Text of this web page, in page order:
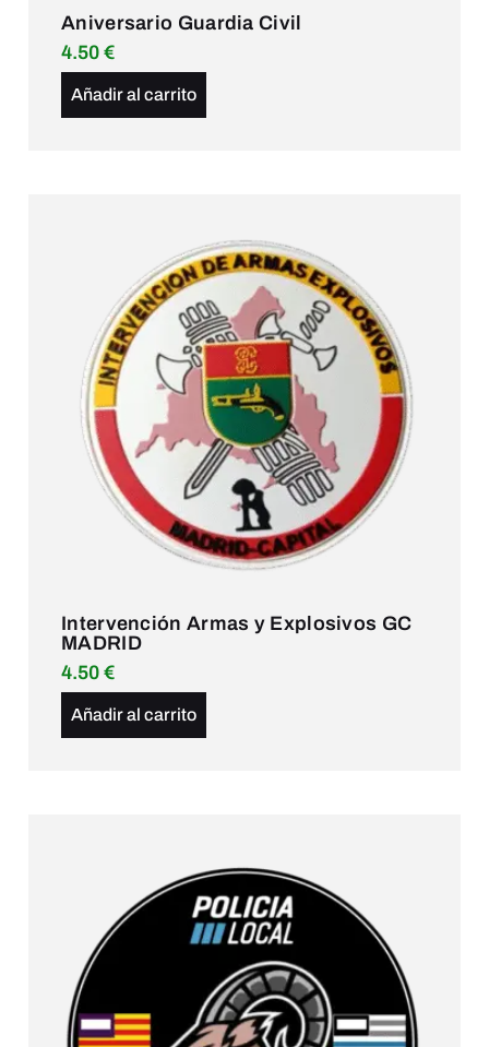
Aniversario Guardia Civil
4.50 €
Añadir al carrito
Intervención Armas y Explosivos GC
MADRID
4.50 €
Añadir al carrito